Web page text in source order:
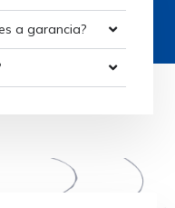
a garancia?